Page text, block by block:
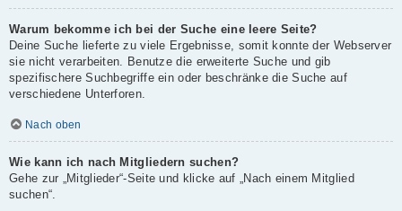
Warum bekomme ich bei der Suche eine leere Seite?
Deine Suche lieferte zu viele Ergebnisse, somit konnte der Webserver
sie nicht verarbeiten. Benutze die erweiterte Suche und gib
spezifischere Suchbegriffe ein oder beschränke die Suche auf
verschiedene Unterforen.
Nach oben
Wie kann ich nach Mitgliedern suchen?
Gehe zur „Mitglieder“-Seite und klicke auf „Nach einem Mitglied
suchen“.